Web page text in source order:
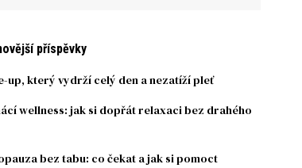
příspěvky
up, který vydrží celý den a nezatíží pleť
wellness: jak si dopřát relaxaci bez drahého
bez tabu: co čekat a jak si pomoct